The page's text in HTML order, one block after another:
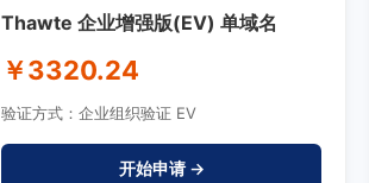
Thawte 企业增强版(EV) 单域名
￥3320.24
验证方式：企业组织验证 EV
开始申请 →